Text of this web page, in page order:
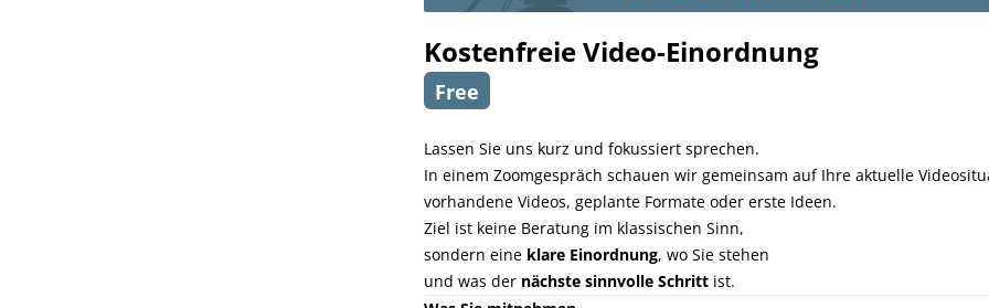
Kostenfreie Video-Einordnung
Free
Lassen Sie uns kurz und fokussiert sprechen.
In einem Zoomgespräch schauen wir gemeinsam auf Ihre aktuelle
vorhandene Videos, geplante Formate oder erste Ideen.
Ziel ist keine Beratung im klassischen Sinn,
sondern eine klare Einordnung, wo Sie stehen
und was der nächste sinnvolle Schritt ist.